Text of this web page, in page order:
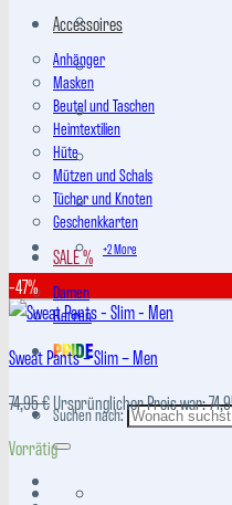
Accessoires
Anhänger
Masken
Beutel und Taschen
Heimtextilien
Hüte
Mützen und Schals
Tücher und Knoten
Geschenkkarten
SALE %
Damen
Herren
PRIDE
Suchen nach:
+2 More
-47%
Sweat Pants – Slim – Men
74,95€Ursprünglicher Preis war:
Vorrätig